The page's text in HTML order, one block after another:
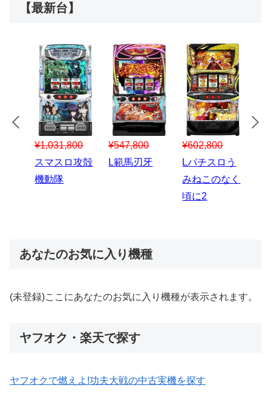
【最新台】
¥547,800
スマスロハナ
ビ
¥150,000
スマスロ秘宝
¥1,867,800
Lパチスロ 炎
炎ノ消防隊2
あなたのお気に入り機種
(未登録)ここにあなたのお気に入り機種が表示されます。
ヤフオク・楽天で探す
ヤフオクで燃えよ!功夫大戦の中古実機を探す